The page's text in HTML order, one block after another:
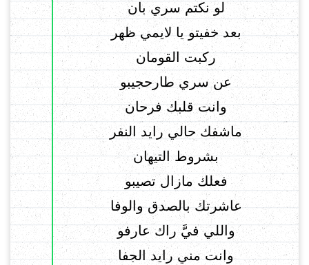
لو نكتم سري بان
بعد خفيتو يا لايمي ظهر
ركبت القومان
عن سري طارحجيبو
وانت قلبك فرحان
ماشفك حالي رايد النفر
بشروط التيهان
فعلك مازال تصيبو
عاشرتك بالصدق والوفا
واللي فيَّ راك عارفو
وانت مني رايد الجفا